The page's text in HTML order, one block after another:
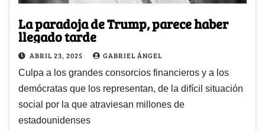
La paradoja de Trump, parece haber
llegado tarde
ABRIL 23, 2025 GABRIEL ÁNGEL
Culpa a los grandes consorcios financieros y a los
demócratas que los representan, de la difícil situación
social por la que atraviesan millones de
estadounidenses